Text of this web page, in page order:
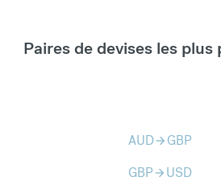
Paires de devises les plus
AUDarrow_forward GBP
GBParrow_forward USD